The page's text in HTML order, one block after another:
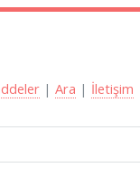
|Ara | İletişim